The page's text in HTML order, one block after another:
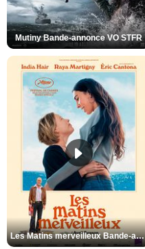
Mutiny Bande-annonce VO STFR
Les Matins merveilleux Bande-annonce VF